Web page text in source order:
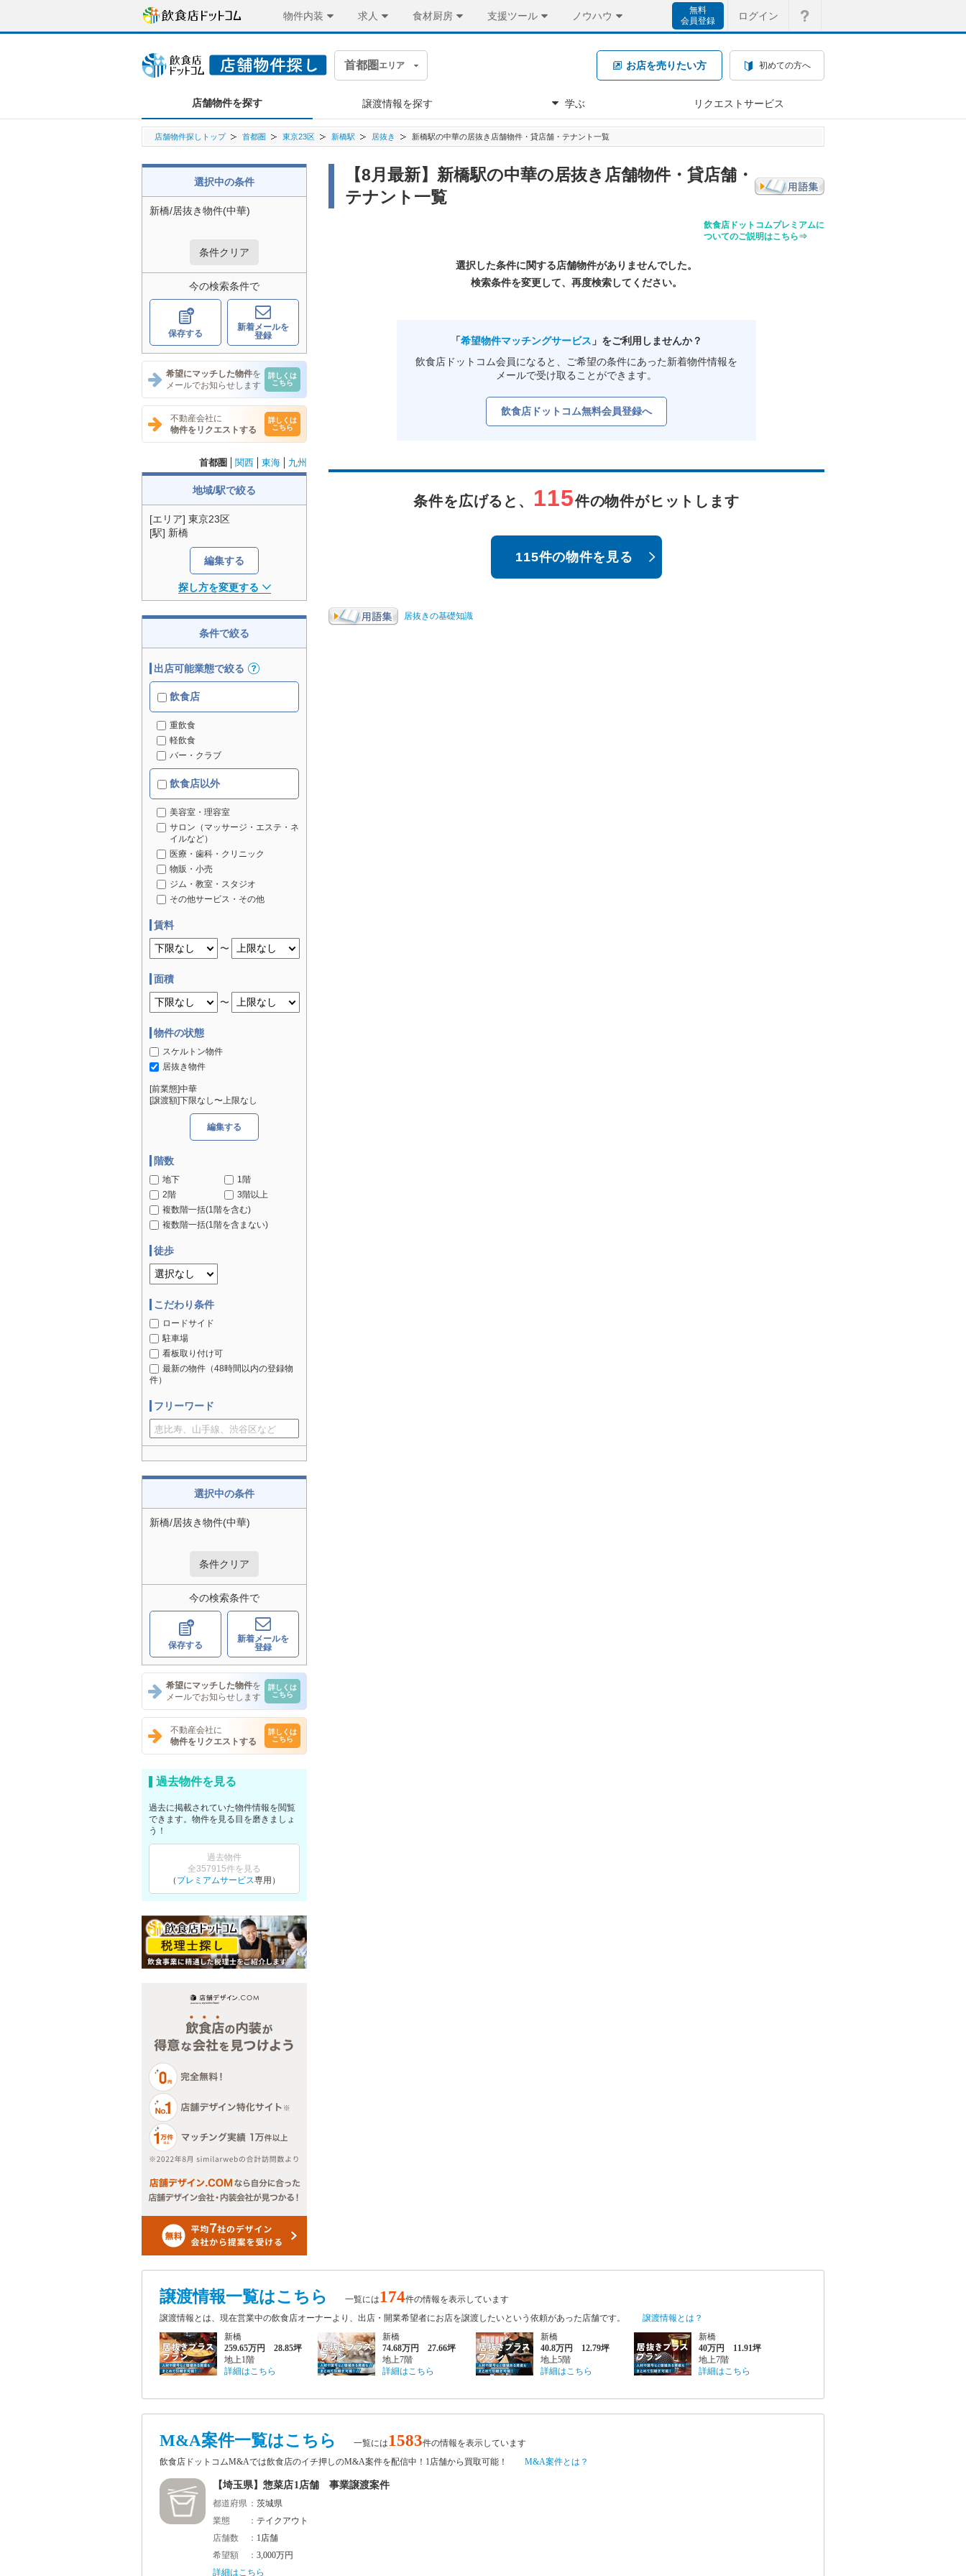
物件内装 求人 食材厨房 支援ツール ノウハウ
無料
会員登録
ログイン
首都圏 エリア お店を売りたい方 初めての方へ
店舗物件を探す 譲渡情報を探す 学ぶ リクエストサービス
店舗物件探しトップ 首都圏 東京23区 新橋駅 居抜き 新橋駅の中華の居抜き店舗物件・貸店舗・テナント一覧
選択中の条件
新橋/居抜き物件(中華)
条件クリア
今の検索条件で
保存する
新着メールを
登録
希望にマッチした物件を
メールでお知らせします
詳しくは
こちら
不動産会社に
物件をリクエストする
詳しくは
こちら
首都圏 関西 東海 九州
地域/駅で絞る
[エリア] 東京23区
[駅] 新橋
編集する
探し方を変更する
条件で絞る
出店可能業態で絞る
飲食店
重飲食
軽飲食
バー・クラブ
飲食店以外
美容室・理容室
サロン（マッサージ・エステ・ネ
イルなど）
医療・歯科・クリニック
物販・小売
ジム・教室・スタジオ
その他サービス・その他
賃料
〜
面積
〜
物件の状態
スケルトン物件
居抜き物件
[前業態]中華
[譲渡額]下限なし〜上限なし
編集する
階数
地下
1階
2階
3階以上
複数階一括(1階を含む)
複数階一括(1階を含まない)
徒歩
こだわり条件
ロードサイド
駐車場
看板取り付け可
最新の物件（48時間以内の登録物
件）
フリーワード
選択中の条件
新橋/居抜き物件(中華)
条件クリア
今の検索条件で
保存する
新着メールを
登録
希望にマッチした物件を
メールでお知らせします
詳しくは
こちら
不動産会社に
物件をリクエストする
詳しくは
こちら
過去物件を見る
過去に掲載されていた物件情報を閲覧
できます。物件を見る目を磨きましょ
う！
過去物件
全357915件を見る
（ プレミアムサービス専用）
【8月最新】新橋駅の中華の居抜き店舗物件・貸店舗・
テナント一覧
飲食店ドットコムプレミアムに
ついてのご説明はこちら⇒
選択した条件に関する店舗物件がありませんでした。
検索条件を変更して、再度検索してください。
「希望物件マッチングサービス 」をご利用しませんか？
飲食店ドットコム会員になると、ご希望の条件にあった新着物件情報を
メールで受け取ることができます。
飲食店ドットコム無料会員登録へ
条件を広げると、 115件の物件がヒットします
115件の物件を見る
居抜きの基礎知識
譲渡情報一覧はこちら 一覧には174件の情報を表示しています
譲渡情報とは、現在営業中の飲食店オーナーより、出店・開業希望者にお店を譲渡したいという依頼があった店舗です。 譲渡情報とは？
新橋
259.65万円 28.85坪
地上1階
詳細はこちら
新橋
74.68万円 27.66坪
地上7階
詳細はこちら
新橋
40.8万円 12.79坪
地上5階
詳細はこちら
新橋
40万円 11.91坪
地上7階
詳細はこちら
M&A案件一覧はこちら 一覧には1583件の情報を表示しています
飲食店ドットコムM&Aでは飲食店のイチ押しのM&A案件を配信中！1店舗から買取可能！ M&A案件とは？
【埼玉県】惣菜店1店舗 事業譲渡案件
都道府県
茨城県
業態
テイクアウト
店舗数
1店舗
希望額
3,000万円
詳細はこちら